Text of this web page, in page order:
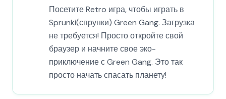
Посетите Retro игра, чтобы играть в
Sprunki(спрунки) Green Gang. Загрузка
не требуется! Просто откройте свой
браузер и начните свое эко-
приключение с Green Gang. Это так
просто начать спасать планету!